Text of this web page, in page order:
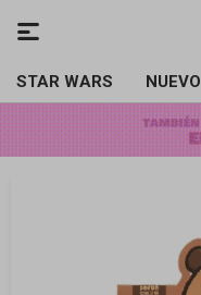
STAR WARS NUEVO
